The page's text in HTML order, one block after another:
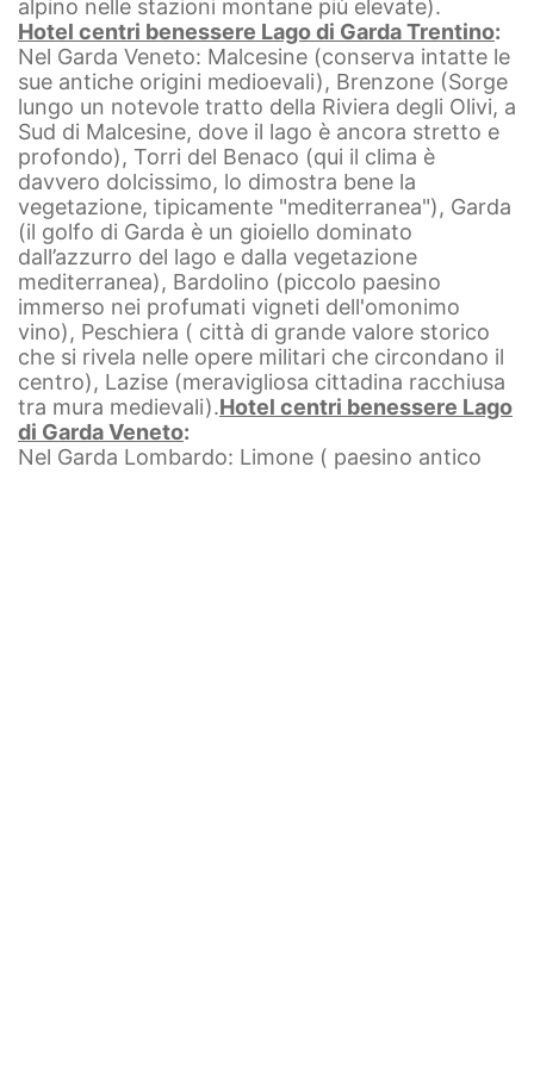
alpino nelle stazioni montane più elevate).
Hotel centri benessere Lago di Garda Trentino:
Nel Garda Veneto: Malcesine (conserva intatte le
sue antiche origini medioevali), Brenzone (Sorge
lungo un notevole tratto della Riviera degli Olivi, a
Sud di Malcesine, dove il lago è ancora stretto e
profondo), Torri del Benaco (qui il clima è
davvero dolcissimo, lo dimostra bene la
vegetazione, tipicamente "mediterranea"), Garda
(il golfo di Garda è un gioiello dominato
dall’azzurro del lago e dalla vegetazione
mediterranea), Bardolino (piccolo paesino
immerso nei profumati vigneti dell'omonimo
vino), Peschiera ( città di grande valore storico
che si rivela nelle opere militari che circondano il
centro), Lazise (meravigliosa cittadina racchiusa
tra mura medievali).Hotel centri benessere Lago
di Garda Veneto:
Nel Garda Lombardo: Limone ( paesino antico